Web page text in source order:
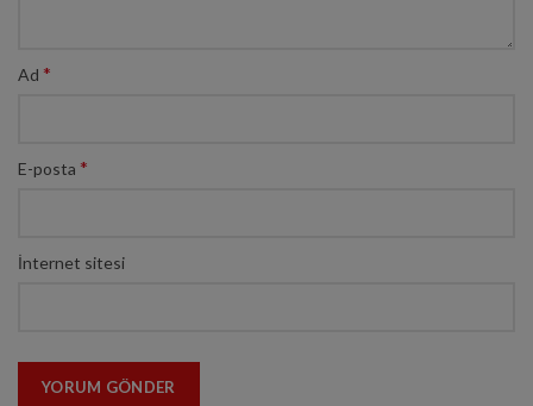
Ad *
E-posta *
İnternet sitesi